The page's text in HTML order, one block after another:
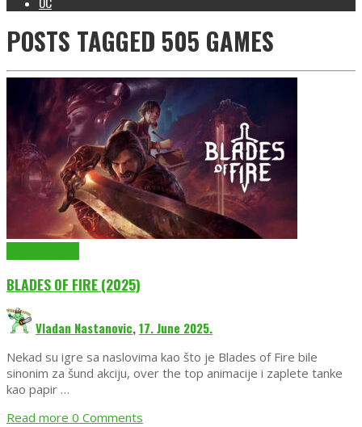
POSTS TAGGED 505 GAMES
BLADES OF FIRE (2025)
Vladan Nastanovic,17. June 2025.
Nekad su igre sa naslovima kao što je Blades of Fire bile
sinonim za šund akciju, over the top animacije i zaplete tanke
kao papir …
Read more 0 Comments